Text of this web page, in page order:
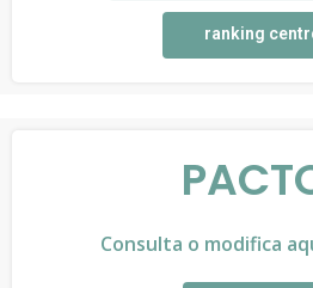
ranking
Consulta o modifica